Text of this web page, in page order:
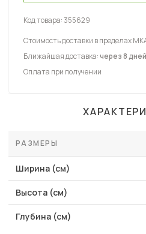
Код товара:355629
Стоимость доставки в пределах
Ближайшая доставка:через 8
Оплата при получении
РАЗМЕРЫ
Ширина (см)
Высота (см)
Глубина (см)